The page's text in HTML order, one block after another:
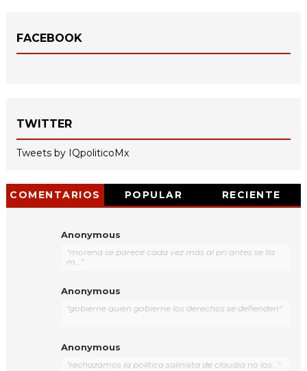
FACEBOOK
TWITTER
Tweets by IQpoliticoMx
COMENTARIOS POPULAR RECIENTE
Anonymous
"morena se parece cada vez más al pri antes se lla
m..."
Anonymous
"gobierne quien gobierne los derechos se defienden"
Anonymous
"rechazamos la política salinista de claudia no los..."